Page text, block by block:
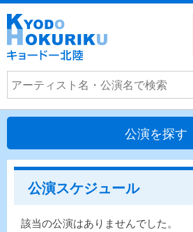
公演を探す
公演スケジュール
該当の公演はありませんでした。